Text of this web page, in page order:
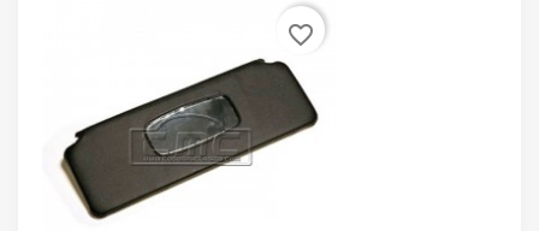
favorite_border